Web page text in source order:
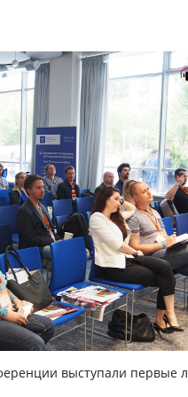
выступали первые